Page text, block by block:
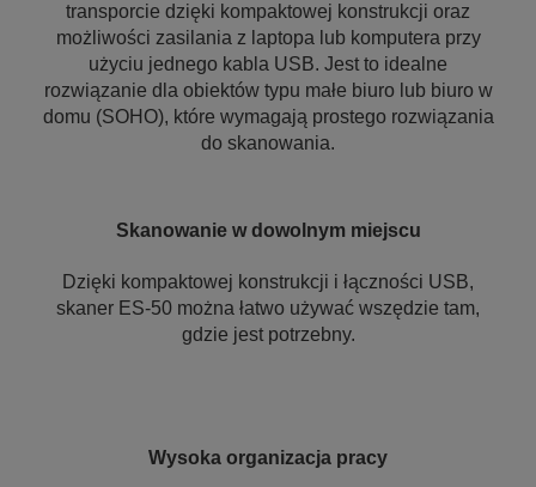
transporcie dzięki kompaktowej konstrukcji oraz
możliwości zasilania z laptopa lub komputera przy
użyciu jednego kabla USB. Jest to idealne
rozwiązanie dla obiektów typu małe biuro lub biuro w
domu (SOHO), które wymagają prostego rozwiązania
do skanowania.
Skanowanie w dowolnym miejscu
Dzięki kompaktowej konstrukcji i łączności USB,
skaner ES-50 można łatwo używać wszędzie tam,
gdzie jest potrzebny.
Wysoka organizacja pracy